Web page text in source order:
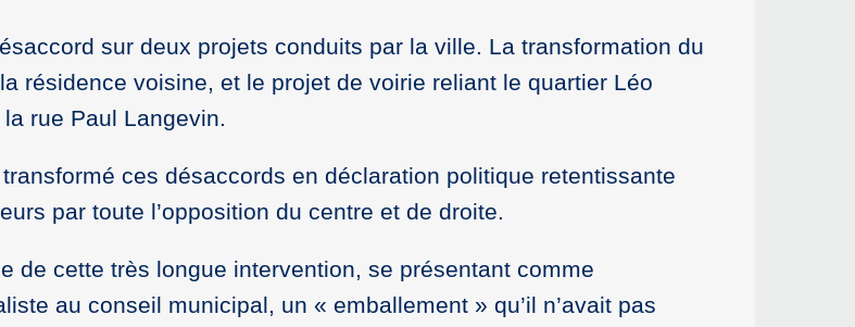
sur deux projets conduits par la ville. La transformation du
résidence voisine, et le projet de voirie reliant le quartier Léo
rue Paul Langevin.
ces désaccords en déclaration politique retentissante
par toute l’opposition du centre et de droite.
de cette très longue intervention, se présentant comme
au conseil municipal, un « emballement » qu’il n’avait pas